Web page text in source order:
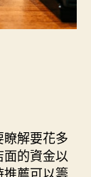
解要花多
的資金以
薦可以籌